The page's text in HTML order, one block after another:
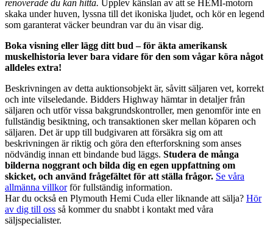
renoverade du kan hitta. Upplev känslan av att se HEMI-motorn
skaka under huven, lyssna till det ikoniska ljudet, och kör en legend
som garanterat väcker beundran var du än visar dig.
Boka visning eller lägg ditt bud – för äkta amerikansk
muskelhistoria lever bara vidare för den som vågar köra något
alldeles extra!
Beskrivningen av detta auktionsobjekt är, såvitt säljaren vet, korrekt
och inte vilseledande. Bidders Highway hämtar in detaljer från
säljaren och utför vissa bakgrundskontroller, men genomför inte en
fullständig besiktning, och transaktionen sker mellan köparen och
säljaren. Det är upp till budgivaren att försäkra sig om att
beskrivningen är riktig och göra den efterforskning som anses
nödvändig innan ett bindande bud läggs. Studera de många
bilderna noggrant och bilda dig en egen uppfattning om
skicket, och använd frågefältet för att ställa frågor. Se våra
allmänna villkorför fullständig information.
Har du också en Plymouth Hemi Cuda eller liknande att sälja? Hör
av dig till oss så kommer du snabbt i kontakt med våra
säljspecialister.